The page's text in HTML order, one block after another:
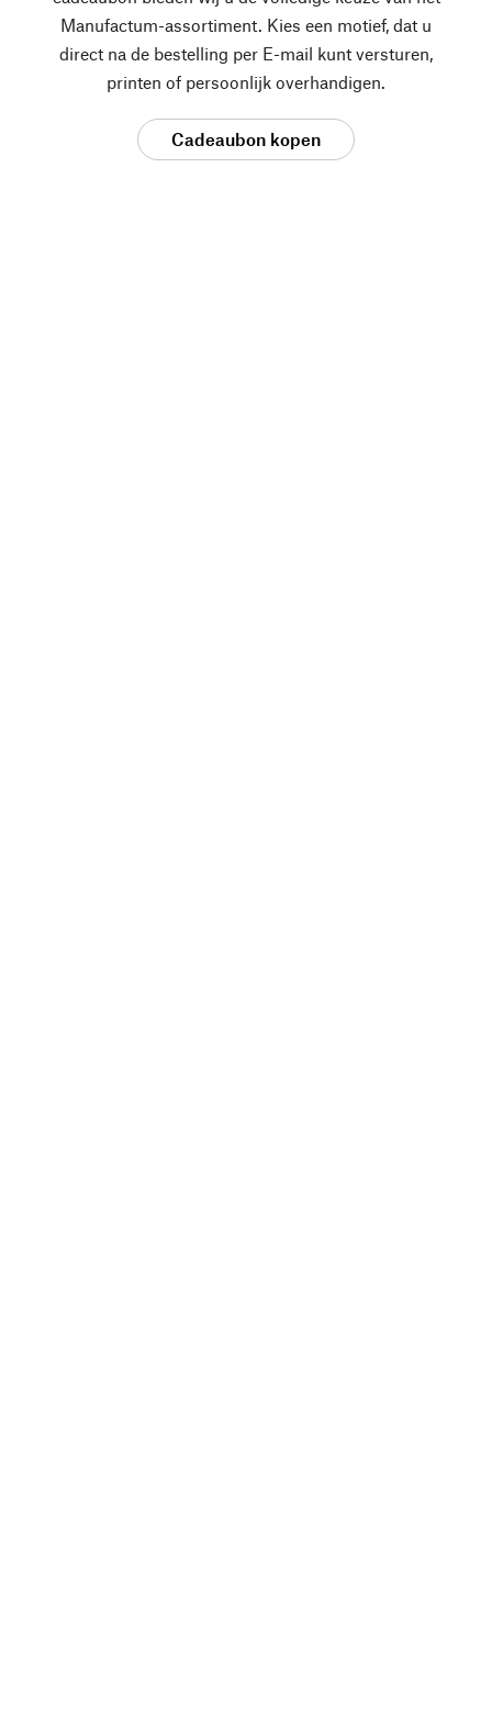
Manufactum-assortiment. Kies een motief, dat u
direct na de bestelling per E-mail kunt versturen,
printen of persoonlijk overhandigen.
Cadeaubon kopen